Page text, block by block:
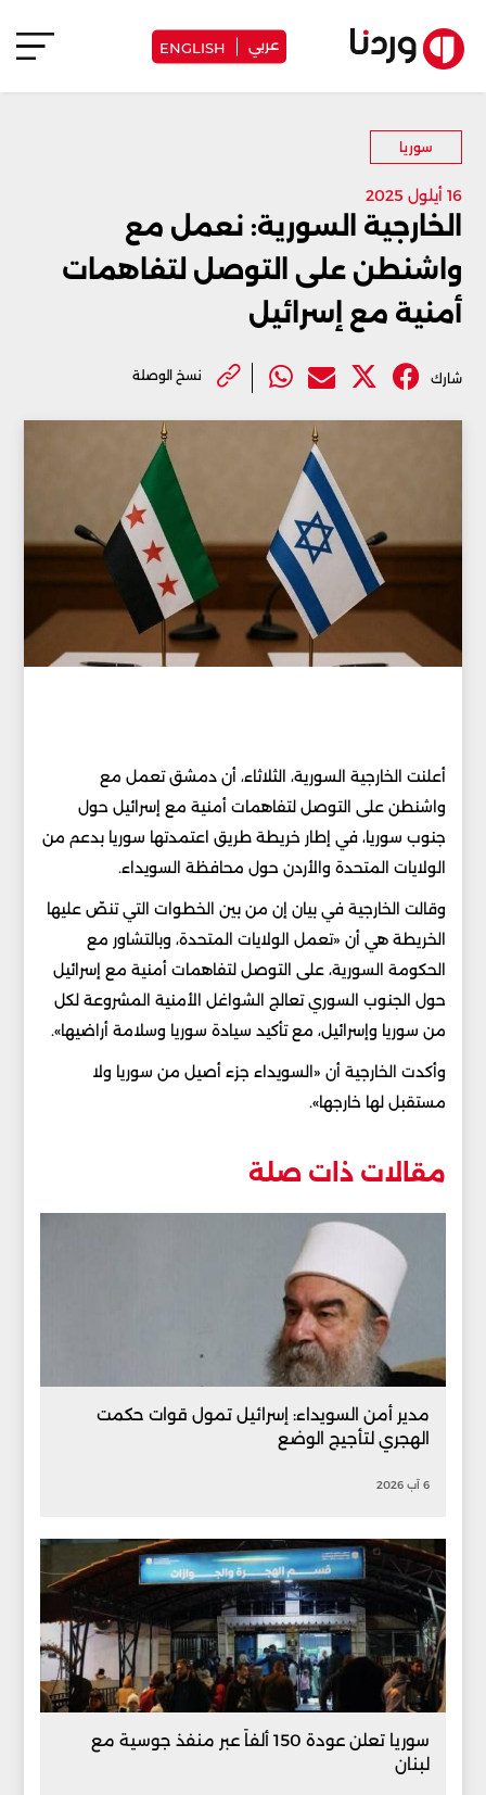
عربي ENGLISH
سوريا
16 أيلول 2025
الخارجية السورية: نعمل مع
واشنطن على التوصل لتفاهمات
أمنية مع إسرائيل
شارك نسخ الوصلة
أعلنت الخارجية السورية، الثلاثاء، أن دمشق تعمل مع
واشنطن على التوصل لتفاهمات أمنية مع إسرائيل حول
جنوب سوريا، في إطار خريطة طريق اعتمدتها سوريا بدعم من
الولايات المتحدة والأردن حول محافظة السويداء.
وقالت الخارجية في بيان إن من بين الخطوات التي تنصّ عليها
الخريطة هي أن «تعمل الولايات المتحدة، وبالتشاور مع
الحكومة السورية، على التوصل لتفاهمات أمنية مع إسرائيل
حول الجنوب السوري تعالج الشواغل الأمنية المشروعة لكل
من سوريا وإسرائيل، مع تأكيد سيادة سوريا وسلامة أراضيها».
وأكدت الخارجية أن «السويداء جزء أصيل من سوريا ولا
مستقبل لها خارجها».
مقالات ذات صلة
مدير أمن السويداء: إسرائيل تمول قوات حكمت
الهجري لتأجيج الوضع
6 آب 2026
سوريا تعلن عودة 150 ألفاً عبر منفذ جوسية مع
لبنان